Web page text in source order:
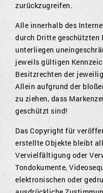
zurückzugreifen.
Alle innerhalb des
durch Dritte geschützten
unterliegen
jeweils gültigen
Besitzrechten der
Allein aufgrund der
zu ziehen, dass
geschützt sind!
Das Copyright für
erstellte Objekte bleibt
Vervielfältigung oder
Tondokumente,
elektronischen oder